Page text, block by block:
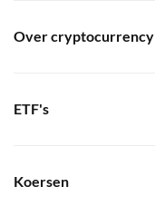
Over cryptocurrency
ETF's
Koersen